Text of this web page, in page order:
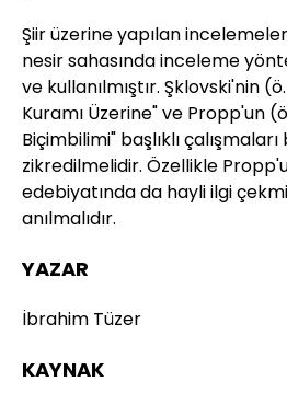
Şiir üzerine yapılan
nesir sahasında inceleme
ve kullanılmıştır. Şklovski'nin
Kuramı Üzerine" ve Propp'un
Biçimbilimi" başlıklı
zikredilmelidir. Özellikle
edebiyatında da hayli ilgi
anılmalıdır.
YAZAR
İbrahim Tüzer
KAYNAK